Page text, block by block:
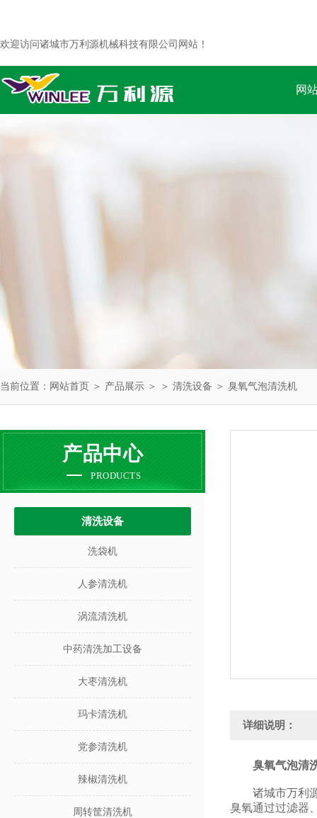
欢迎访问诸城市万利源机械科技有限公司网站！
网
当前位置： 网站首页 ＞ 产品展示 ＞ ＞ 清洗设备 ＞ 臭氧气泡清洗机
产品中心
PRODUCTS
清洗设备
洗袋机
人参清洗机
涡流清洗机
中药清洗加工设备
大枣清洗机
玛卡清洗机
党参清洗机
辣椒清洗机
周转筐清洗机
详细说明：
臭氧气泡清
诸城市万利源
臭氧通过过滤器